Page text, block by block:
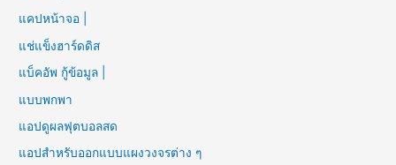
แคปหน้าจอ |
แช่แข็งฮาร์ดดิส
แบ็คอัพ กู้ข้อมูล |
แบบพกพา
แอปดูผลฟุตบอลสด
แอปสำหรับออกแบบแผงวงจรต่าง ๆ